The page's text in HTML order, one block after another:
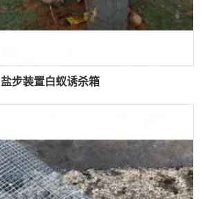
盐步装置白蚁诱杀箱